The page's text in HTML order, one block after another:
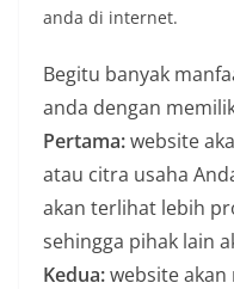
anda di internet.
Begitu banyak
anda dengan
Pertama:website
atau citra usaha
akan terlihat lebih
sehingga pihak lain
Kedua:website